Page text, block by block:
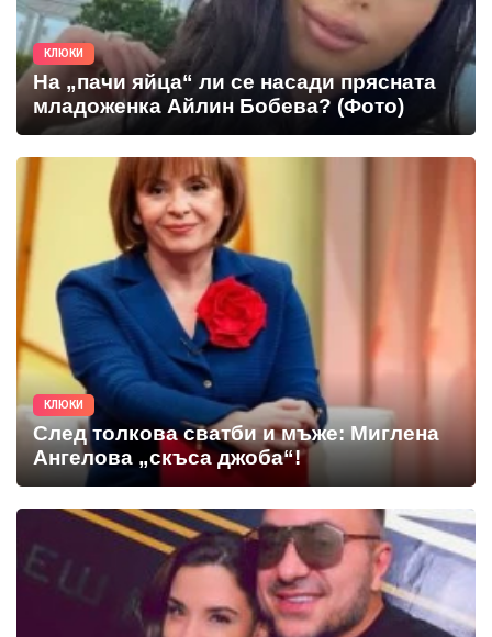
КЛЮКИ
На „пачи яйца“ ли се насади прясната
младоженка Айлин Бобева? (Фото)
КЛЮКИ
След толкова сватби и мъже: Миглена
Ангелова „скъса джоба“!